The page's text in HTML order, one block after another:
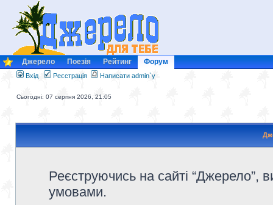
Джерело Поезія Рейтинг Форум
Вхід Реєстрація Написати admin`у
Сьогодні: 07 серпня 2026, 21:05
Реєструючись на сайті “Джерело”,
умовами.